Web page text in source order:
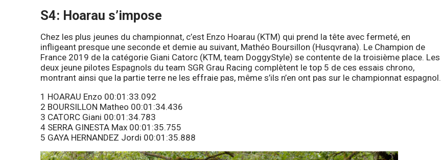
S4: Hoarau s’impose
Chez les plus jeunes du championnat, c’est Enzo Hoarau (KTM) qui prend la tête avec fermeté, en
infligeant presque une seconde et demie au suivant, Mathéo Boursillon (Husqvrana). Le Champion de
France 2019 de la catégorie Giani Catorc (KTM, team DoggyStyle) se contente de la troisième place. Les
deux jeune pilotes Espagnols du team SGR Grau Racing complètent le top 5 de ces essais chrono,
montrant ainsi que la partie terre ne les effraie pas, même s’ils n’en ont pas sur le championnat espagnol.
1 HOARAU Enzo 00:01:33.092
2 BOURSILLON Matheo 00:01:34.436
3 CATORC Giani 00:01:34.783
4 SERRA GINESTA Max 00:01:35.755
5 GAYA HERNANDEZ Jordi 00:01:35.888